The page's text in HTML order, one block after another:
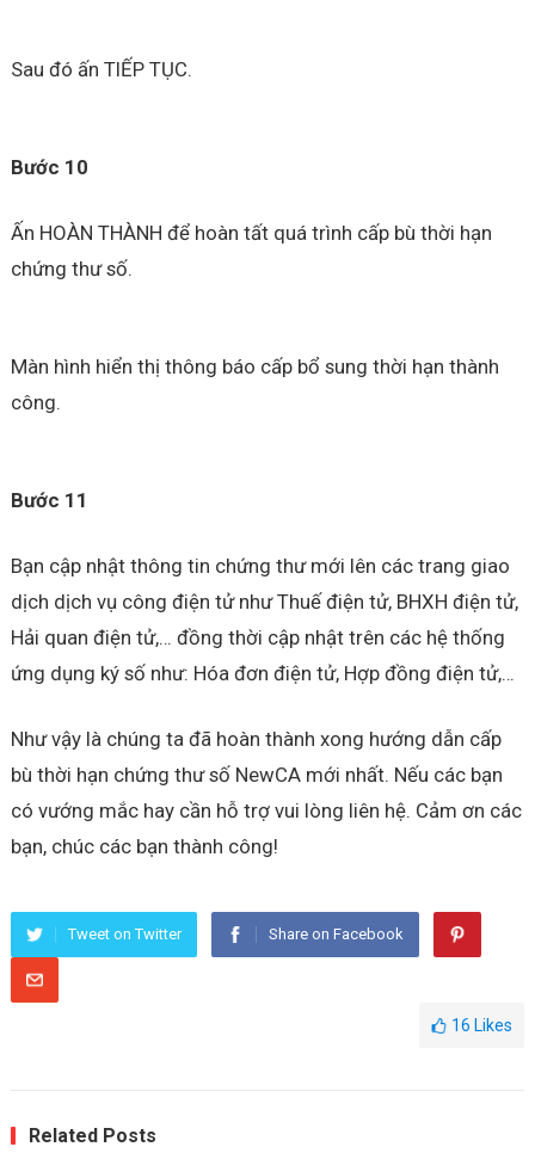
Sau đó ấn TIẾP TỤC.
Bước 10
Ấn HOÀN THÀNH để hoàn tất quá trình cấp bù thời hạn
chứng thư số.
Màn hình hiển thị thông báo cấp bổ sung thời hạn thành
công.
Bước 11
Bạn cập nhật thông tin chứng thư mới lên các trang giao
dịch dịch vụ công điện tử như Thuế điện tử, BHXH điện tử,
Hải quan điện tử,… đồng thời cập nhật trên các hệ thống
ứng dụng ký số như: Hóa đơn điện tử, Hợp đồng điện tử,…
Như vậy là chúng ta đã hoàn thành xong hướng dẫn cấp
bù thời hạn chứng thư số NewCA mới nhất. Nếu các bạn
có vướng mắc hay cần hỗ trợ vui lòng liên hệ. Cảm ơn các
bạn, chúc các bạn thành công!
Tweet on Twitter Share on Facebook
16 Likes
Related Posts